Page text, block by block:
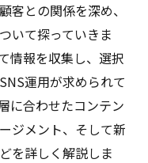
客との関係を深め、
いて探っていきま
情報を収集し、選択
運用が求められて
に合わせたコンテン
ジメント、そして新
を詳しく解説しま